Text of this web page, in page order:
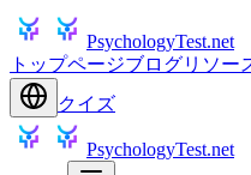
PsychologyTest.net
トップページブログリソー
クイズ
PsychologyTest.net